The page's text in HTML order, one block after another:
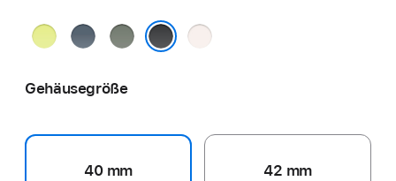
NeongelbMaritimblau
Grüngrau Blassrosa
Gehäusegröße
40 mm 42 mm